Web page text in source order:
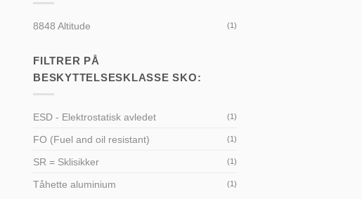
8848 Altitude (1)
FILTRER PÅ
BESKYTTELSESKLASSE SKO:
ESD - Elektrostatisk avledet (1)
FO (Fuel and oil resistant) (1)
SR = Sklisikker (1)
Tåhette aluminium (1)